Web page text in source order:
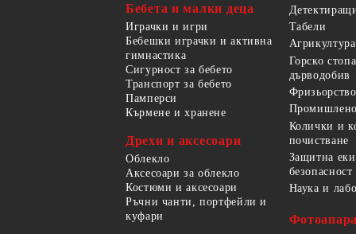
Бебета и малки деца
Играчки и игри
Бебешки играчки и активна
гимнастика
Сигурност за бебето
Транспорт за бебето
Памперси
Кърмене и хранене
Дрехи и аксесоари
Облекло
Аксесоари за облекло
Костюми и аксесоари
Ръчни чанти, портфейли и
куфари
Табели
Агрикултура
Горско
дърводобив
Колички и
почистване
Защитна
Наука и